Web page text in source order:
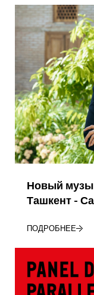
Новый
Ташкент -
ПОДРОБНЕЕ